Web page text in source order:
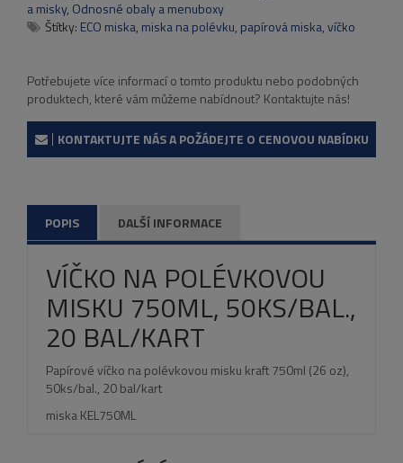
a misky, Odnosné obaly a menuboxy
Štítky: ECO miska, miska na polévku, papírová miska,víčko
Potřebujete více informací o tomto produktu nebo podobných
produktech, které vám můžeme nabídnout? Kontaktujte nás!
KONTAKTUJTE NÁS A POŽÁDEJTE O CENOVOU NABÍDKU
POPIS DALŠÍ INFORMACE
VÍČKO NA POLÉVKOVOU
MISKU 750ML, 50KS/BAL.,
20 BAL/KART
Papírové víčko na polévkovou misku kraft 750ml (26 oz),
50ks/bal., 20 bal/kart
miska KEL750ML